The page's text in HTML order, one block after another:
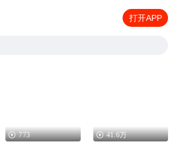
打开APP
773 41.6万